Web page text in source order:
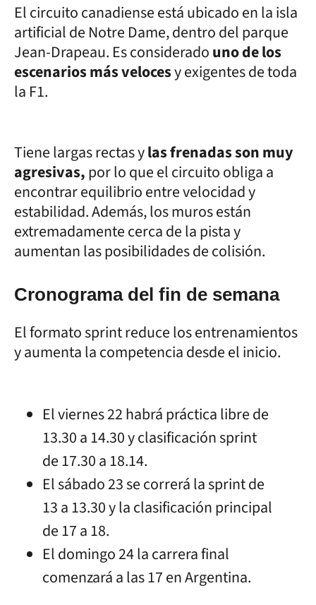
El circuito canadiense está ubicado en la isla
artificial de Notre Dame, dentro del parque
Jean-Drapeau. Es consideradouno de los
escenarios más velocesy exigentes de toda
la F1.
Tiene largas rectas ylas frenadas son muy
agresivas,por lo que el circuito obliga a
encontrar equilibrio entre velocidad y
estabilidad. Además, los muros están
extremadamente cerca de la pista y
aumentan las posibilidades de colisión.
Cronograma del fin de semana
El formato sprint reduce los entrenamientos
y aumenta la competencia desde el inicio.
El viernes 22 habrá práctica libre de
13.30 a 14.30 y clasificación sprint
de 17.30 a 18.14.
El sábado 23 se correrá la sprint de
13 a 13.30 y la clasificación principal
de 17 a 18.
El domingo 24 la carrera final
comenzará a las 17 en Argentina.